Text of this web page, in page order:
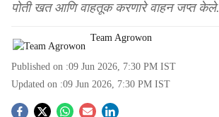
पोती खत आणि वाहतूक करणारे वाहन जप्त केले.
Team Agrowon
Published on :09 Jun 2026, 7:30 PM IST
Updated on :09 Jun 2026, 7:30 PM IST